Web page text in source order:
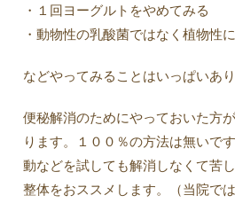
・１回ヨーグルトをやめてみる
・動物性の乳酸菌ではなく植物性
などやってみることはいっぱいあり
便秘解消のためにやっておいた方
ります。１００％の方法は無いで
動などを試しても解消しなくて苦
整体をおススメします。（当院では